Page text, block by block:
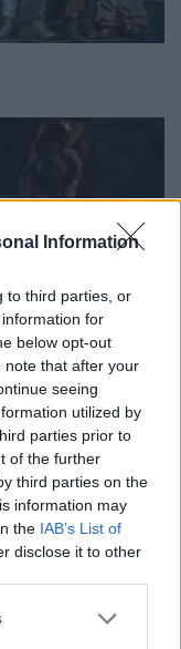
Information
to third parties, or
for
below opt-out
note that after your
seeing
utilized by
parties prior to
of the further
third parties on the
information may
the IAB’s List of
disclose it to other
or more Google